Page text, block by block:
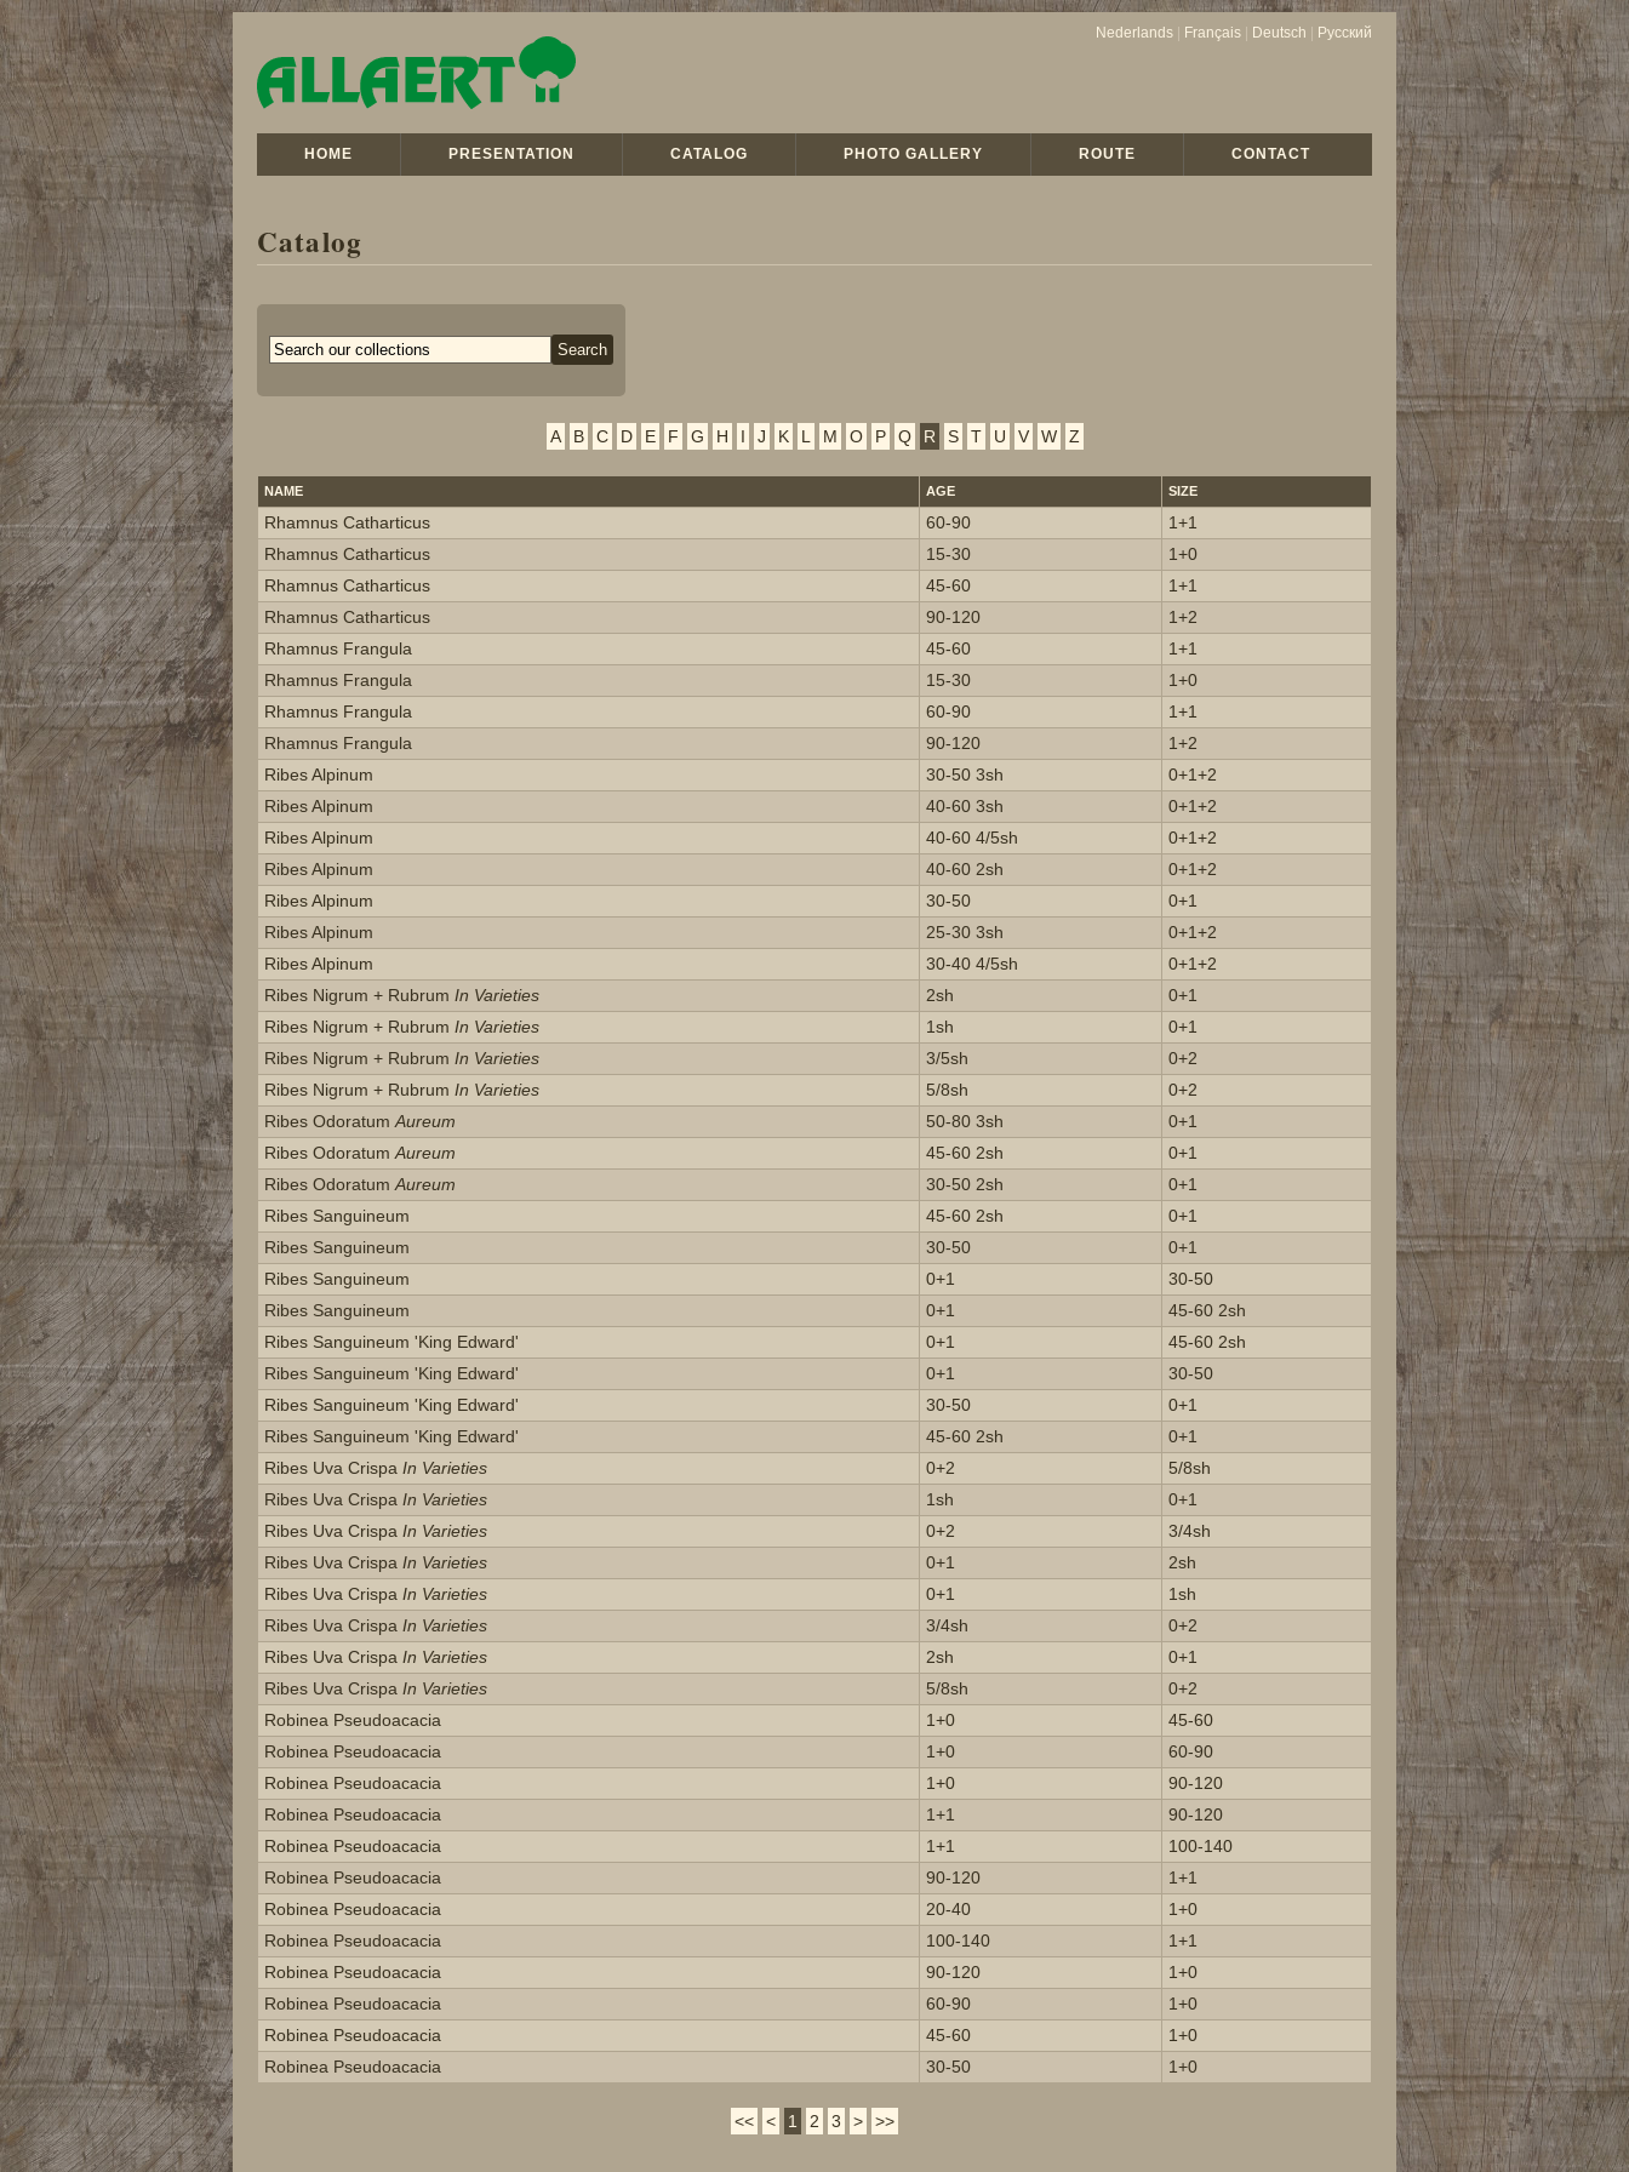
Nederlands Français Deutsch Русский
HOME PRESENTATION CATALOG PHOTO GALLERY ROUTE CONTACT
Catalog
A B C D E F G H I J K L M O P Q R S T U V W Z
NAME AGE SIZE
Rhamnus Catharticus 60-90
1+1
Rhamnus Catharticus
15-30
1+0
Rhamnus Catharticus
45-60
1+1
Rhamnus Catharticus
90-120
1+2
Rhamnus Frangula
45-60
1+1
Rhamnus Frangula
15-30
1+0
Rhamnus Frangula
60-90
1+1
Rhamnus Frangula
90-120
1+2
Ribes Alpinum
30-50 3sh
0+1+2
Ribes Alpinum
40-60 3sh
0+1+2
Ribes Alpinum
40-60 4/5sh
0+1+2
Ribes Alpinum
40-60 2sh
0+1+2
Ribes Alpinum
30-50
0+1
Ribes Alpinum
25-30 3sh
0+1+2
Ribes Alpinum
30-40 4/5sh
0+1+2
Ribes Nigrum + Rubrum In Varieties 2sh
0+1
Ribes Nigrum + Rubrum In Varieties 1sh
0+1
Ribes Nigrum + Rubrum In Varieties 3/5sh
0+2
Ribes Nigrum + Rubrum In Varieties 5/8sh
0+2
Ribes Odoratum Aureum 50-80 3sh
0+1
Ribes Odoratum Aureum 45-60 2sh
0+1
Ribes Odoratum Aureum 30-50 2sh
0+1
Ribes Sanguineum
45-60 2sh
0+1
Ribes Sanguineum
30-50
0+1
Ribes Sanguineum
0+1
30-50
Ribes Sanguineum
0+1
45-60 2sh
Ribes Sanguineum 'king Edward'
0+1
45-60 2sh
Ribes Sanguineum 'king Edward'
0+1
30-50
Ribes Sanguineum 'king Edward'
30-50
0+1
Ribes Sanguineum 'king Edward'
45-60 2sh
0+1
Ribes Uva Crispa In Varieties 0+2
5/8sh
Ribes Uva Crispa In Varieties 1sh
0+1
Ribes Uva Crispa In Varieties 0+2
3/4sh
Ribes Uva Crispa In Varieties 0+1
2sh
Ribes Uva Crispa In Varieties 0+1
1sh
Ribes Uva Crispa In Varieties 3/4sh
0+2
Ribes Uva Crispa In Varieties 2sh
0+1
Ribes Uva Crispa In Varieties 5/8sh
0+2
Robinea Pseudoacacia
1+0
45-60
Robinea Pseudoacacia
1+0
60-90
Robinea Pseudoacacia
1+0
90-120
Robinea Pseudoacacia
1+1
90-120
Robinea Pseudoacacia
1+1
100-140
Robinea Pseudoacacia
90-120
1+1
Robinea Pseudoacacia
20-40
1+0
Robinea Pseudoacacia
100-140
1+1
Robinea Pseudoacacia
90-120
1+0
Robinea Pseudoacacia
60-90
1+0
Robinea Pseudoacacia
45-60
1+0
Robinea Pseudoacacia
30-50 1+0
<< < 1 2 3 > >>